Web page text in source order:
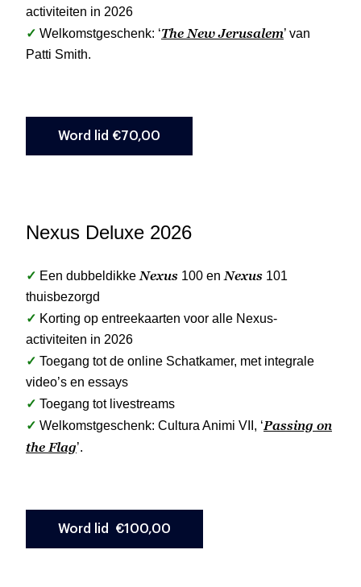
activiteiten in 2026
✓ Welkomstgeschenk: ‘The New Jerusalem’ van
Patti Smith.
Nexus Deluxe 2026
✓ Een dubbeldikke Nexus 100 en Nexus 101
thuisbezorgd
✓ Korting op entreekaarten voor alle Nexus-
activiteiten in 2026
✓ Toegang tot de online Schatkamer, met integrale
video’s en essays
✓ Toegang tot livestreams
✓ Welkomstgeschenk: Cultura Animi VII, ‘Passing on
the Flag’.